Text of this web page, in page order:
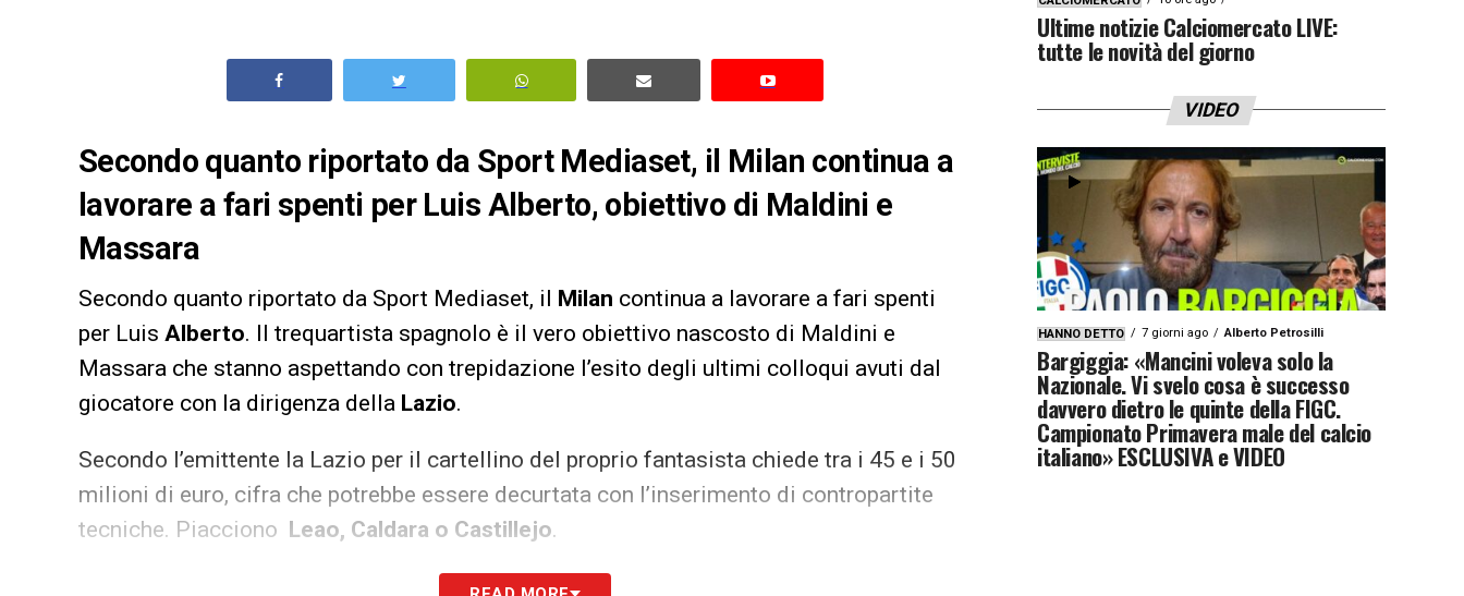
Secondo quanto riportato da Sport Mediaset, il Milan continua a
lavorare a fari spenti per Luis Alberto, obiettivo di Maldini e
Massara
Secondo quanto riportato da Sport Mediaset, il Milan continua a lavorare a fari spenti
per Luis Alberto. Il trequartista spagnolo è il vero obiettivo nascosto di Maldini e
Massara che stanno aspettando con trepidazione l’esito degli ultimi colloqui avuti dal
giocatore con la dirigenza della Lazio.
Secondo l’emittente la Lazio per il cartellino del proprio fantasista chiede tra i 45 e i 50
milioni di euro, cifra che potrebbe essere decurtata con l’inserimento di contropartite
tecniche. Piacciono Leao, Caldara o Castillejo.
Ultime notizie Calciomercato LIVE:
tutte le novità del giorno
VIDEO
HANNO DETTO 7 giorni ago Alberto Petrosilli
Bargiggia: «Mancini voleva solo la
Nazionale. Vi svelo cosa è successo
davvero dietro le quinte della FIGC.
Campionato Primavera male del calcio
italiano» ESCLUSIVA e VIDEO